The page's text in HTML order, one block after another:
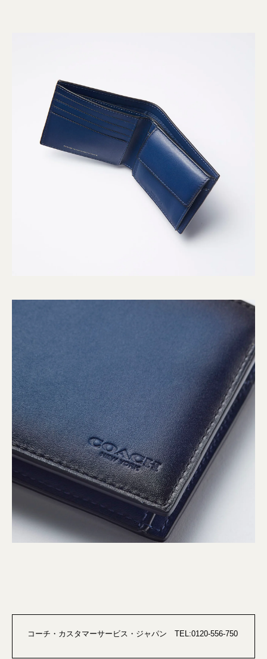
コーチ・カスタマーサービス・ジャパン TEL:0120-556-750